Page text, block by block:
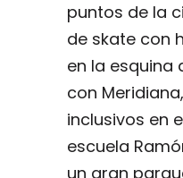
puntos de la
de skate con
en la esquina
con
inclusivos en
escuela
un gran